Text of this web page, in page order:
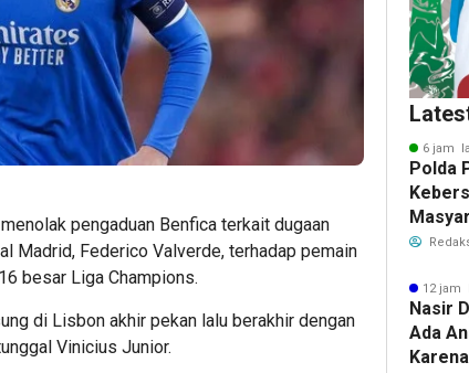
pengaduan Benfica terkait dugaan
Madrid, Federico Valverde, terhadap pemain
besar Liga Champions.
di Lisbon akhir pekan lalu berakhir dengan
Vinicius Junior.
6 jam
Polda
Polwan
12 jam
Nasir
Ada